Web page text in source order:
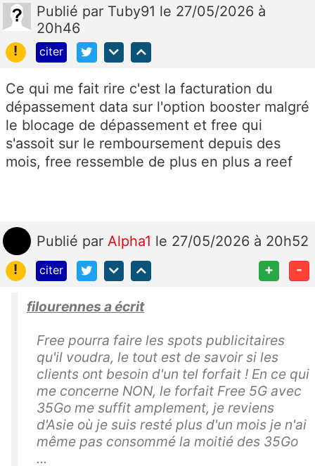
Publié par Tuby91 le 27/05/2026 à
20h46
!
citer
Ce qui me fait rire c'est la facturation du
dépassement data sur l'option booster malgré
le blocage de dépassement et free qui
s'assoit sur le remboursement depuis des
mois, free ressemble de plus en plus a reef
Publié par Alpha1 le 27/05/2026 à 20h52
!
citer + -
filourennes a écrit
Free pourra faire les spots publicitaires
qu'il voudra, le tout est de savoir si les
clients ont besoin d'un tel forfait ! En ce qui
me concerne NON, le forfait Free 5G avec
35Go me suffit amplement, je reviens
d'Asie où je suis resté plus d'un mois je n'ai
même pas consommé la moitié des 35Go
...